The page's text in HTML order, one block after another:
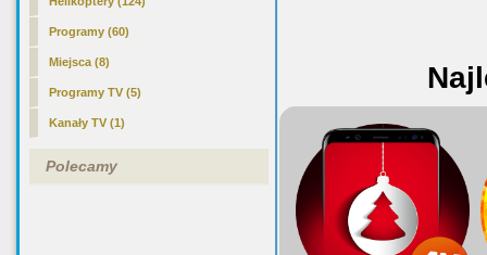
Programy (60)
Miejsca (8)
Programy TV (5)
Kanały TV (1)
Polecamy